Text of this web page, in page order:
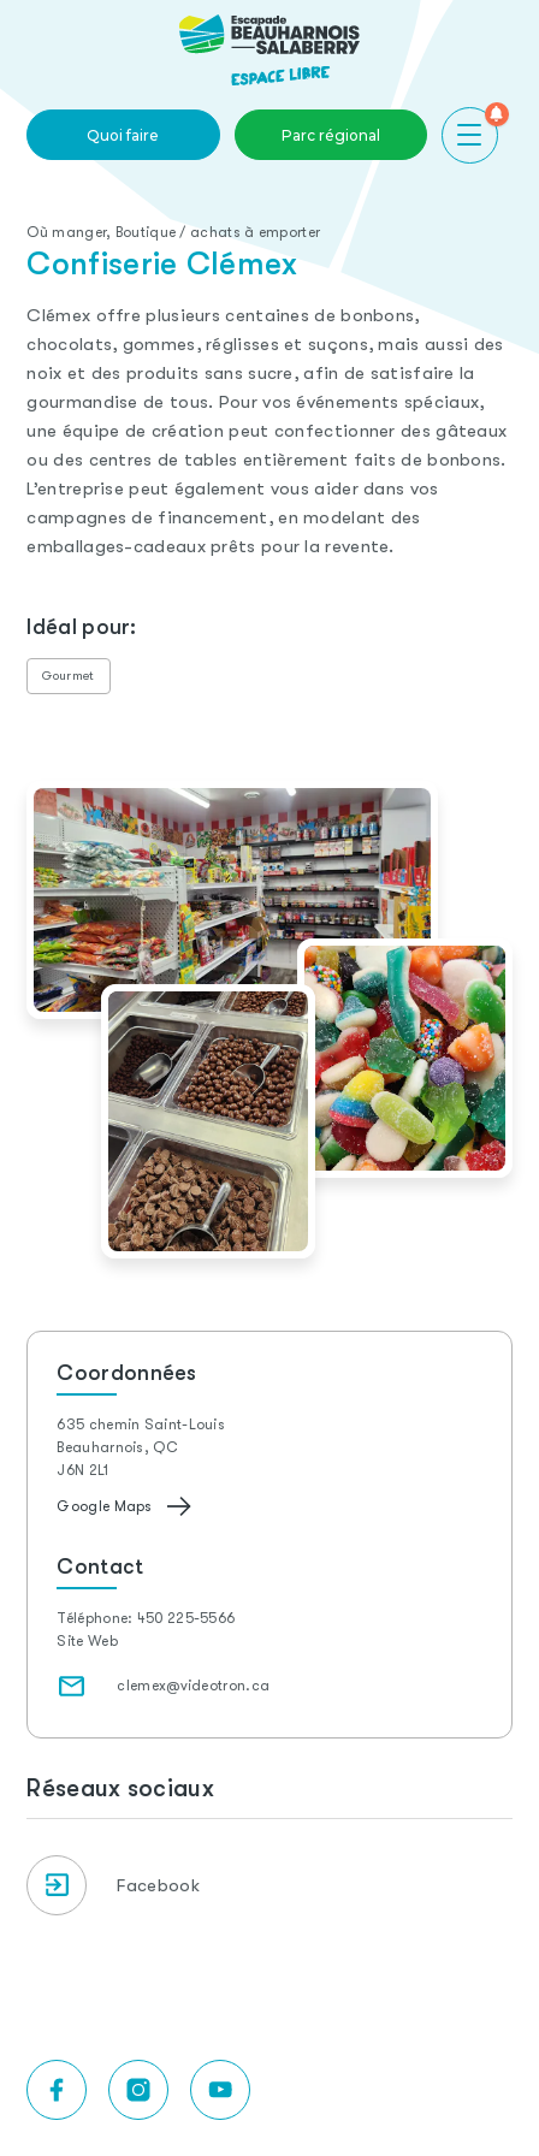
Skip to main content
Quoi faire Parc régional
Où manger, Boutique / achats à emporter
Confiserie Clémex
Clémex offre plusieurs centaines de bonbons,
chocolats, gommes, réglisses et suçons, mais aussi des
noix et des produits sans sucre, afin de satisfaire la
gourmandise de tous. Pour vos événements spéciaux,
une équipe de création peut confectionner des gâteaux
ou des centres de tables entièrement faits de bonbons.
L’entreprise peut également vous aider dans vos
campagnes de financement, en modelant des
emballages-cadeaux prêts pour la revente.
Idéal pour:
Gourmet
Coordonnées
635 chemin Saint-Louis
Beauharnois, QC
J6N 2L1
Google Maps
Contact
Téléphone: 450 225-5566
Site Web
clemex@videotron.ca
Réseaux sociaux
Facebook